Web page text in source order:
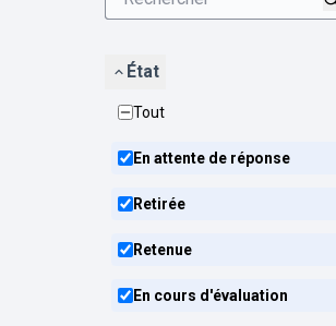
État
Tout
En attente de réponse
Retirée
Retenue
En cours d'évaluation